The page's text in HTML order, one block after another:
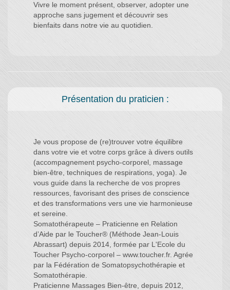
Vivre le moment présent, observer, adopter une
approche sans jugement et découvrir ses
bienfaits dans notre vie au quotidien.
Présentation du praticien :
Je vous propose de (re)trouver votre équilibre
dans votre vie et votre corps grâce à divers outils
(accompagnement psycho-corporel, massage
bien-être, techniques de respirations, yoga). Je
vous guide dans la recherche de vos propres
ressources, favorisant des prises de conscience
et des transformations vers une vie harmonieuse
et sereine.
Somatothérapeute – Praticienne en Relation
d’Aide par le Toucher® (Méthode Jean-Louis
Abrassart) depuis 2014, formée par L'Ecole du
Toucher Psycho-corporel – www.toucher.fr. Agrée
par la Fédération de Somatopsychothérapie et
Somatothérapie.
Praticienne Massages Bien-être, depuis 2012,